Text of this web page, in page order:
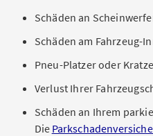
Schäden an
Schäden am Fahrzeug-
Pneu-Platzer oder
Verlust Ihrer
Schäden an Ihrem
Die